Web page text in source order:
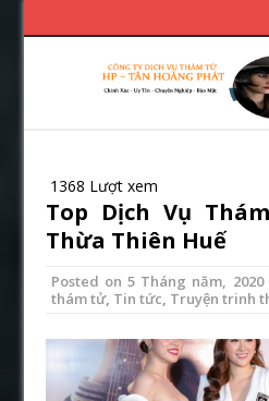
1368 Lượt xem
Top Dịch Vụ
Thừa Thiên Huế
Posted on5 Tháng năm, 2020
thám tử, Tin tức, Truyện trinh